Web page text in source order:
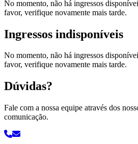
No momento, não há ingressos
favor, verifique novamente mais tarde.
Ingressos indisponíveis
No momento, não há ingressos
favor, verifique novamente mais tarde.
Dúvidas?
Fale com a nossa equipe através dos
comunicação.